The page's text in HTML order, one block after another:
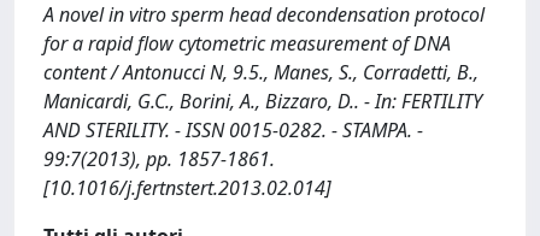
A novel in vitro sperm head decondensation protocol
for a rapid flow cytometric measurement of DNA
content / Antonucci N, 9.5., Manes, S., Corradetti, B.,
Manicardi, G.C., Borini, A., Bizzaro, D.. - In: FERTILITY
AND STERILITY. - ISSN 0015-0282. - STAMPA. -
99:7(2013), pp. 1857-1861.
[10.1016/j.fertnstert.2013.02.014]